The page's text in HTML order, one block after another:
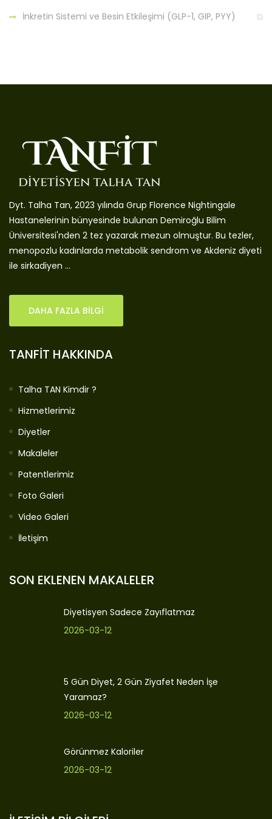
İnkretin Sistemi ve Besin Etkileşimi (GLP-1, GIP, PYY)
Dyt. Talha Tan, 2023 yılında Grup Florence Nightingale
Hastanelerinin bünyesinde bulunan Demiroğlu Bilim
Üniversitesi'nden 2 tez yazarak mezun olmuştur. Bu tezler,
menopozlu kadınlarda metabolik sendrom ve Akdeniz diyeti
ile sirkadiyen ...
DAHA FAZLA BİLGİ
TANFİT HAKKINDA
Talha TAN Kimdir ?
Hizmetlerimiz
Diyetler
Makaleler
Patentlerimiz
Foto Galeri
Video Galeri
İletişim
SON EKLENEN MAKALELER
Diyetisyen Sadece Zayıflatmaz
2026-03-12
5 Gün Diyet, 2 Gün Ziyafet Neden İşe
Yaramaz?
2026-03-12
Görünmez Kaloriler
2026-03-12